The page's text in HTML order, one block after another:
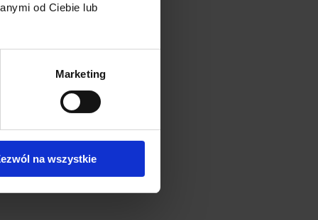
od Ciebie lub
Marketing
na wszystkie